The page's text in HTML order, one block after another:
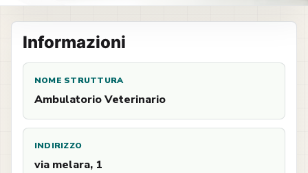
Informazioni
NOME STRUTTURA
Ambulatorio Veterinario
INDIRIZZO
via melara, 1